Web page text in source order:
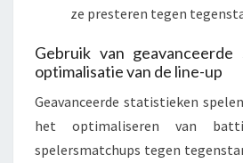
ze presteren tegen
Gebruik van
optimalisatie van de line-up
Geavanceerde statistieken
het optimaliseren van
spelersmatchups tegen